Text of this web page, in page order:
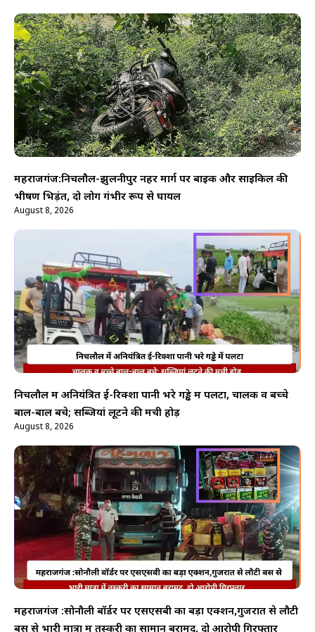
महराजगंज:निचलौल-झुलनीपुर नहर मार्ग पर बाइक और साइकिल की
भीषण भिड़ंत, दो लोग गंभीर रूप से घायल
August 8, 2026
निचलौल में अनियंत्रित ई-रिक्शा पानी भरे गड्ढे में पलटा, चालक व बच्चे
बाल-बाल बचे; सब्जियां लूटने की मची होड़
August 8, 2026
महराजगंज :सोनौली बॉर्डर पर एसएसबी का बड़ा एक्शन,गुजरात से लौटी